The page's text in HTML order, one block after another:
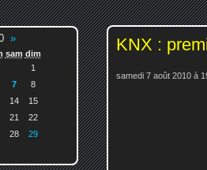
KNX :
samedi 7 août 2010 à
»
sam dim
1
7
8
14
15
21
22
28
29